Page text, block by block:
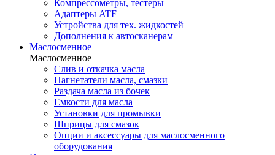
Компрессометры, тестеры
Адаптеры ATF
Устройства для тех. жидкостей
Дополнения к автосканерам
Маслосменное
Маслосменное
Слив и откачка масла
Нагнетатели масла, смазки
Раздача масла из бочек
Емкости для масла
Установки для промывки
Шприцы для смазок
Опции и аксессуары для маслосменного
оборудования